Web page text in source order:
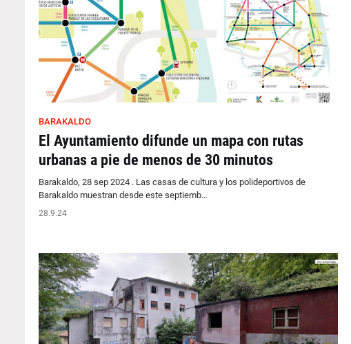
BARAKALDO
El Ayuntamiento difunde un mapa con rutas
urbanas a pie de menos de 30 minutos
Barakaldo, 28 sep 2024 . Las casas de cultura y los polideportivos de
Barakaldo muestran desde este septiemb…
28.9.24